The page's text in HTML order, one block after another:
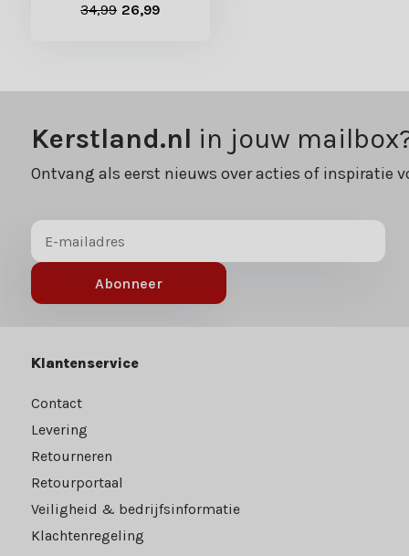
34,99 26,99
Kerstland.nl in jouw
Ontvang als eerst nieuws over acties of inspiratie
Abonneer
Klantenservice
Contact
Levering
Retourneren
Retourportaal
Veiligheid & bedrijfsinformatie
Klachtenregeling